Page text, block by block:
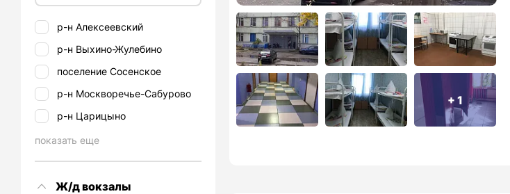
р-н Алексеевский
р-н Выхино-Жулебино
поселение Сосенское
р-н Москворечье-Сабурово
р-н Царицыно
показать еще
Ж/д вокзалы
+ 1